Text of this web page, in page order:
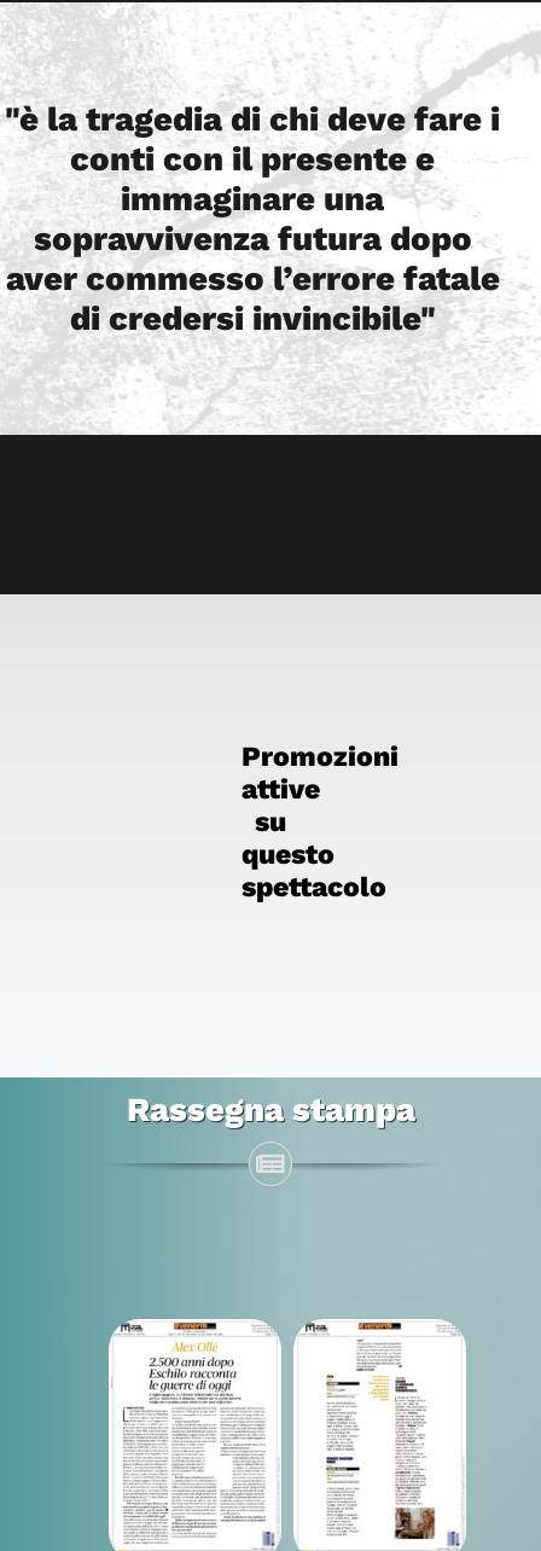
"è la tragedia di chi deve fare i
conti con il presente e
immaginare una
sopravvivenza futura dopo
aver commesso l’errore fatale
di credersi invincibile"
Promozioni
attive
su
questo
spettacolo
Rassegna stampa